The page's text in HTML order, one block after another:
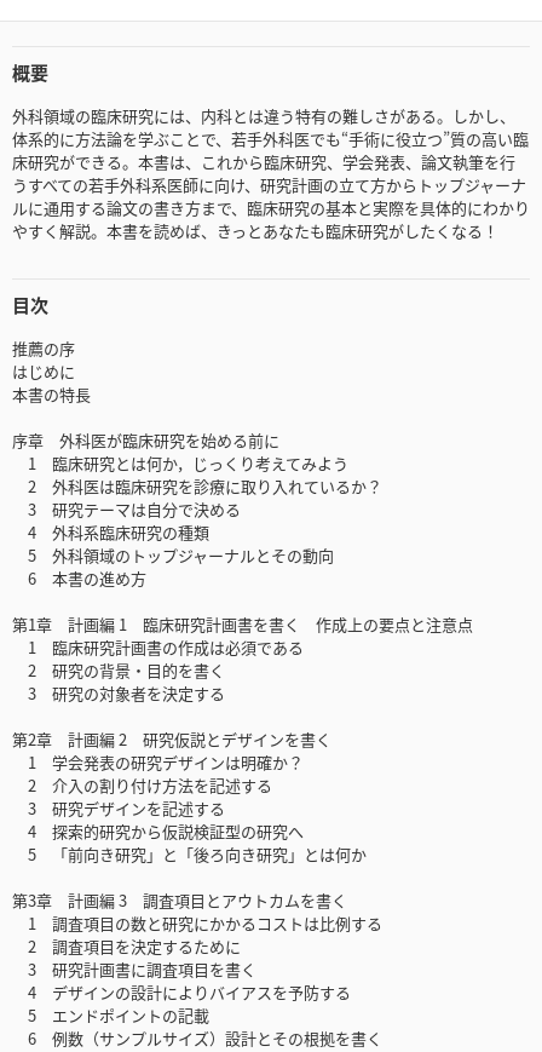
概要
外科領域の臨床研究には、内科とは違う特有の難しさがある。しかし、
体系的に方法論を学ぶことで、若手外科医でも“手術に役立つ”質の高い臨
床研究ができる。本書は、これから臨床研究、学会発表、論文執筆を行
うすべての若手外科系医師に向け、研究計画の立て方からトップジャーナ
ルに通用する論文の書き方まで、臨床研究の基本と実際を具体的にわかり
やすく解説。本書を読めば、きっとあなたも臨床研究がしたくなる！
目次
推薦の序
はじめに
本書の特長
序章 外科医が臨床研究を始める前に
1 臨床研究とは何か，じっくり考えてみよう
2 外科医は臨床研究を診療に取り入れているか？
3 研究テーマは自分で決める
4 外科系臨床研究の種類
5 外科領域のトップジャーナルとその動向
6 本書の進め方
第1章 計画編 1 臨床研究計画書を書く 作成上の要点と注意点
1 臨床研究計画書の作成は必須である
2 研究の背景・目的を書く
3 研究の対象者を決定する
第2章 計画編 2 研究仮説とデザインを書く
1 学会発表の研究デザインは明確か？
2 介入の割り付け方法を記述する
3 研究デザインを記述する
4 探索的研究から仮説検証型の研究へ
5 「前向き研究」と「後ろ向き研究」とは何か
第3章 計画編 3 調査項目とアウトカムを書く
1 調査項目の数と研究にかかるコストは比例する
2 調査項目を決定するために
3 研究計画書に調査項目を書く
4 デザインの設計によりバイアスを予防する
5 エンドポイントの記載
6 例数（サンプルサイズ）設計とその根拠を書く